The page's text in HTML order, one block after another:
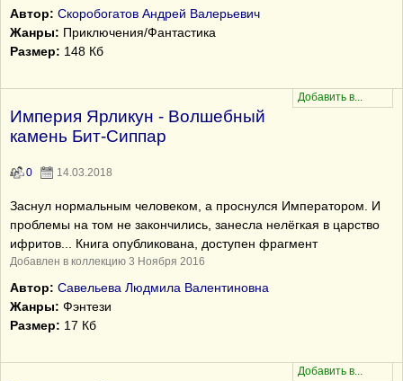
Автор: Скоробогатов Андрей Валерьевич
Жанры: Приключения/Фантастика
Размер: 148 Кб
Империя Ярликун - Волшебный
камень Бит-Сиппар
0 14.03.2018
Заснул нормальным человеком, а проснулся Императором. И
проблемы на том не закончились, занесла нелёгкая в царство
ифритов... Книга опубликована, доступен фрагмент
Добавлен в коллекцию 3 Ноября 2016
Автор: Савельева Людмила Валентиновна
Жанры: Фэнтези
Размер: 17 Кб